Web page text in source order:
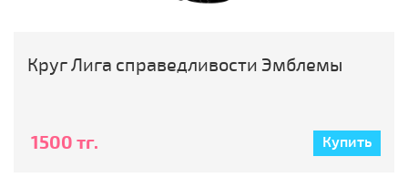
Круг Лига справедливости Эмблемы
1500 тг. Купить